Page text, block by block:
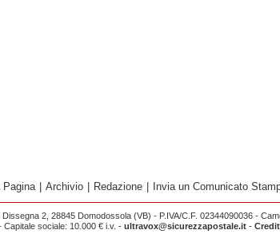
Pagina Archivio Redazione Invia un Comunicato
2, 28845 Domodossola (VB) - P.IVA/C.F. 02344090036 -
Capitale sociale: 10.000 € i.v. - ultravox@sicurezzapostale.it-